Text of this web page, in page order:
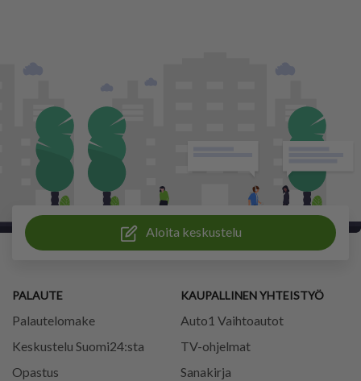
Aloita keskustelu
PALAUTE
Palautelomake
Keskustelu Suomi24:sta
Opastus
KAUPALLINEN YHTEISTYÖ
Auto1 Vaihtoautot
TV-ohjelmat
Sanakirja